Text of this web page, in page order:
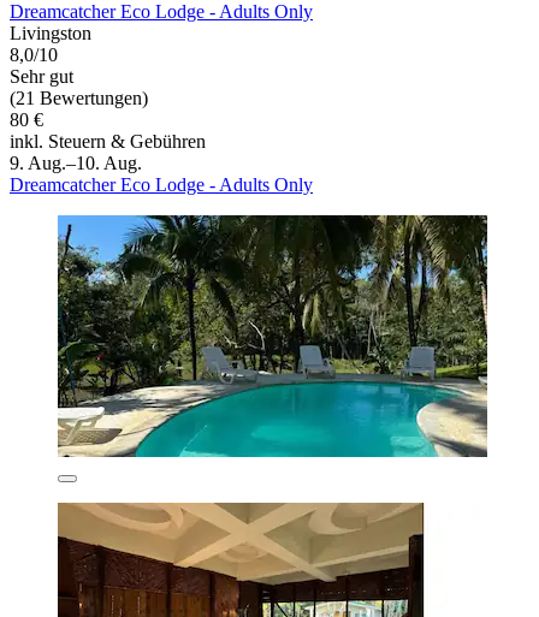
Dreamcatcher Eco Lodge - Adults Only
Livingston
8,0/10
Sehr gut
(21 Bewertungen)
80 €
inkl. Steuern & Gebühren
9. Aug.–10. Aug.
Dreamcatcher Eco Lodge - Adults Only